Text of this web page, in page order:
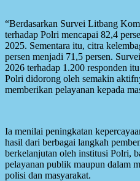
“Berdasarkan Survei Litbang
terhadap Polri mencapai 82,4
2025. Sementara itu, citra
persen menjadi 71,5 persen.
2026 terhadap 1.200 responden
Polri didorong oleh semakin
memberikan pelayanan kepada
Ia menilai peningkatan
hasil dari berbagai langkah
berkelanjutan oleh institusi Polri,
pelayanan publik maupun dalam
polisi dan masyarakat.